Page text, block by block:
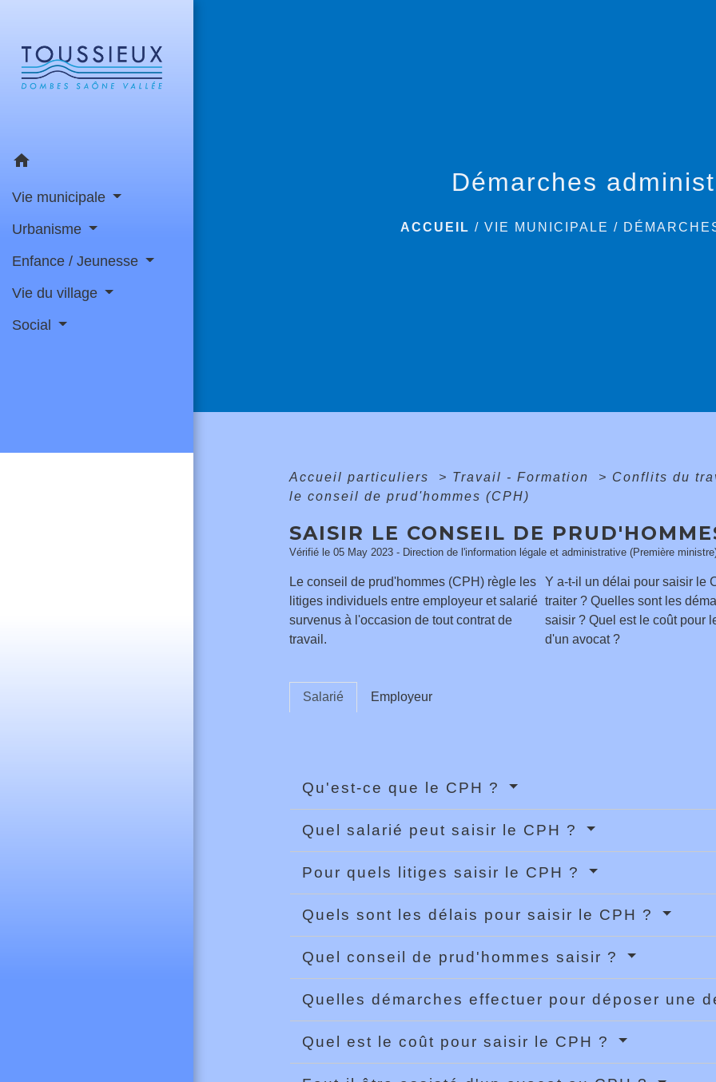
home
Vie municipale
Urbanisme
Enfance / Jeunesse
Vie du village
Social
Démarches
ACCUEIL /VIE MUNICIPALE /
Accueil particuliers > Travail - Formation > Conflits du
le conseil de prud'hommes (CPH)
SAISIR LE CONSEIL DE
Vérifié le 05 May 2023 - Direction de l'information légale et administrative (Première
Le conseil de prud'hommes (CPH) règle les
litiges individuels entre employeur et salarié
survenus à l'occasion de tout contrat de
travail.
Y a-t-il un délai pour saisir le
traiter ? Quelles sont les
saisir ? Quel est le coût pour
d'un avocat ?
Salarié Employeur
Qu'est-ce que le CPH ?
Quel salarié peut saisir le CPH ?
Pour quels litiges saisir le CPH ?
Quels sont les délais pour saisir le CPH ?
Quel conseil de prud'hommes saisir ?
Quelles démarches effectuer pour déposer une
Quel est le coût pour saisir le CPH ?